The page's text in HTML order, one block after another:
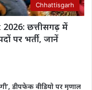
Chhattisgarh
छत्तीसगढ़ में
पर भर्ती, जानें
डीपफेक वीडियो पर मृणाल